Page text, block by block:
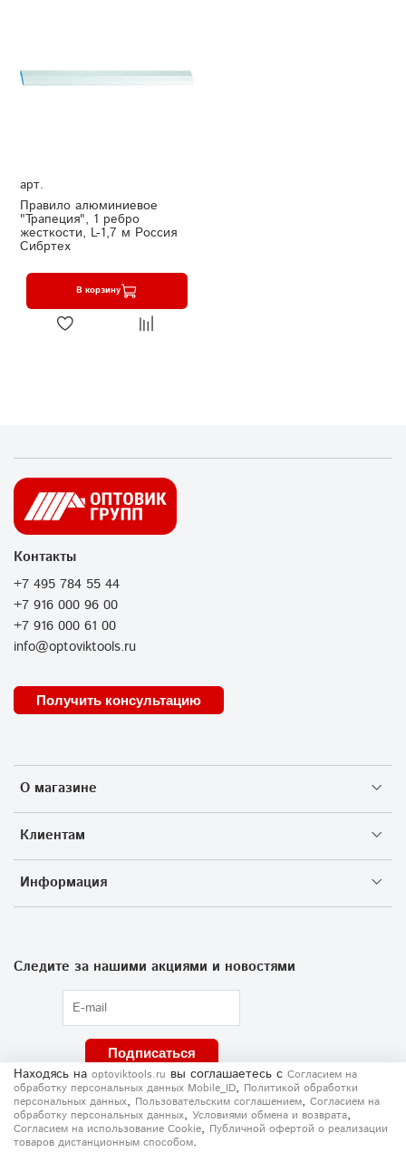
арт.
Правило алюминиевое
"Трапеция", 1 ребро
жесткости, L-1,7 м Россия
Сибртех
В корзину
О магазине
Клиентам
Информация
Контакты
+7 495 784 55 44
+7 916 000 96 00
+7 916 000 61 00
info@optoviktools.ru
Получить консультацию
Следите за нашими акциями и новостями
Подписаться
Находясь на optoviktools.ru вы соглашаетесь с Согласием на
обработку персональных данных Mobile_ID, Политикой обработки
персональных данных, Пользовательским соглашением, Согласием на
обработку персональных данных, Условиями обмена и возврата,
Согласием на использование Сookie, Публичной офертой о реализации
товаров дистанционным способом.